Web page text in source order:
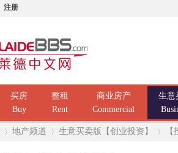
注册
买房
Buy
整租
Rent
商业房产
Commercial
生意
地产频道 生意买卖版【创业投资】